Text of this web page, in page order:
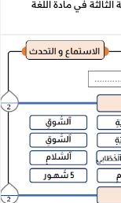
في مادة اللغة
الثالثة في مادة اللغة